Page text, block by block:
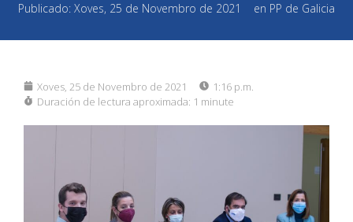
Publicado: Xoves, 25 de Novembro de 2021 en PP de Galicia
Xoves, 25 de Novembro de 2021
1:16 p.m.
Duración de lectura aproximada: 1 minute